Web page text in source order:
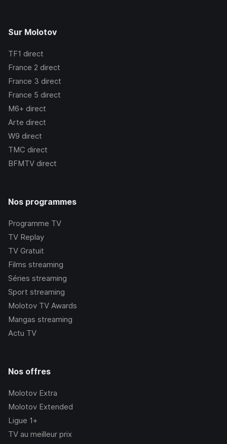
Sur Molotov
TF1 direct
France 2 direct
France 3 direct
France 5 direct
M6+ direct
Arte direct
W9 direct
TMC direct
BFMTV direct
Nos programmes
Programme TV
TV Replay
TV Gratuit
Films streaming
Séries streaming
Sport streaming
Molotov TV Awards
Mangas streaming
Actu TV
Nos offres
Molotov Extra
Molotov Extended
Ligue 1+
TV au meilleur prix